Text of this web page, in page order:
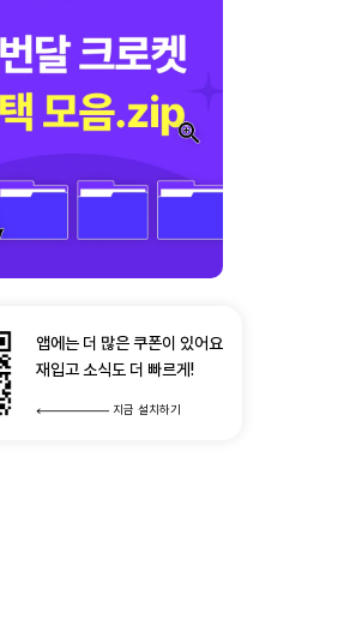
앱에는 더 많은 쿠폰이 있어요
재입고 소식도 더 빠르게!
지금 설치하기